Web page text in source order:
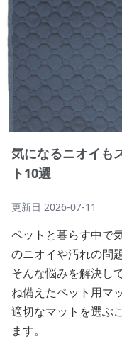
気になるニオイも
ト10選
更新日 2026-07-11
ペットと暮らす中で
のニオイや汚れの問
そんな悩みを解決し
ね備えたペット用マ
適切なマットを選ぶ
ます。